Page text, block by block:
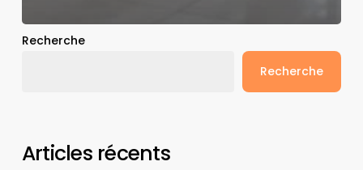
Recherche
Recherche
Articles récents